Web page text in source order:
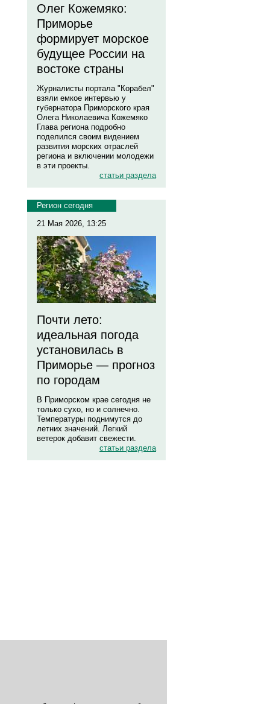
Олег Кожемяко:
Приморье
формирует морское
будущее России на
востоке страны
Журналисты портала "Корабел"
взяли емкое интервью у
губернатора Приморского края
Олега Николаевича Кожемяко
Глава региона подробно
поделился своим видением
развития морских отраслей
региона и включении молодежи
в эти проекты.
статьи раздела
Регион сегодня
21 Мая 2026, 13:25
Почти лето:
идеальная погода
установилась в
Приморье — прогноз
по городам
В Приморском крае сегодня не
только сухо, но и солнечно.
Температуры поднимутся до
летних значений. Легкий
ветерок добавит свежести.
статьи раздела